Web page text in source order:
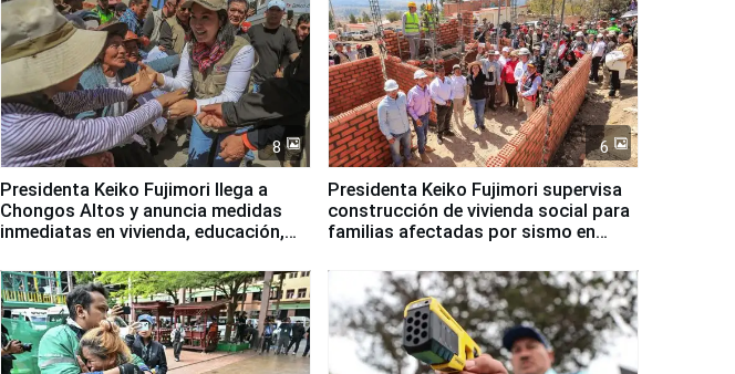
8
Presidenta Keiko Fujimori llega a
Chongos Altos y anuncia medidas
inmediatas en vivienda, educación,
6
Presidenta Keiko Fujimori supervisa
construcción de vivienda social para
familias afectadas por sismo en